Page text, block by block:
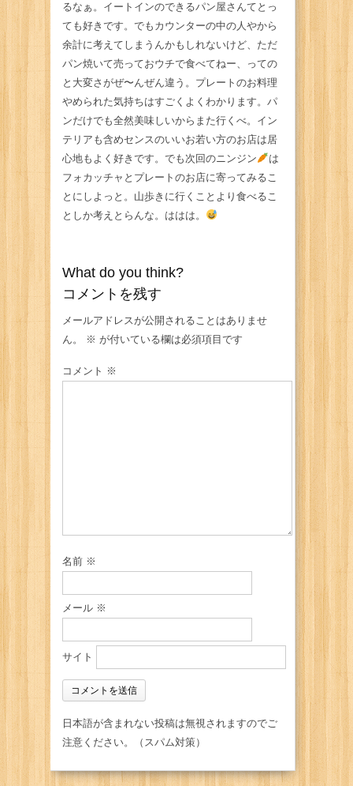
るなぁ。イートインのできるパン屋さんてとっ
ても好きです。でもカウンターの中の人やから
余計に考えてしまうんかもしれないけど、ただ
パン焼いて売っておウチで食べてねー、っての
と大変さがぜ〜んぜん違う。プレートのお料理
やめられた気持ちはすごくよくわかります。パ
ンだけでも全然美味しいからまた行くべ。イン
テリアも含めセンスのいいお若い方のお店は居
心地もよく好きです。でも次回のニンジン
は
フォカッチャとプレートのお店に寄ってみるこ
とにしよっと。山歩きに行くことより食べるこ
としか考えとらんな。ははは。
What do you think?
コメントを残す
メールアドレスが公開されることはありませ
ん。
※ が付いている欄は必須項目です
コメント ※
名前 ※
メール ※
サイト
日本語が含まれない投稿は無視されますのでご
注意ください。（スパム対策）